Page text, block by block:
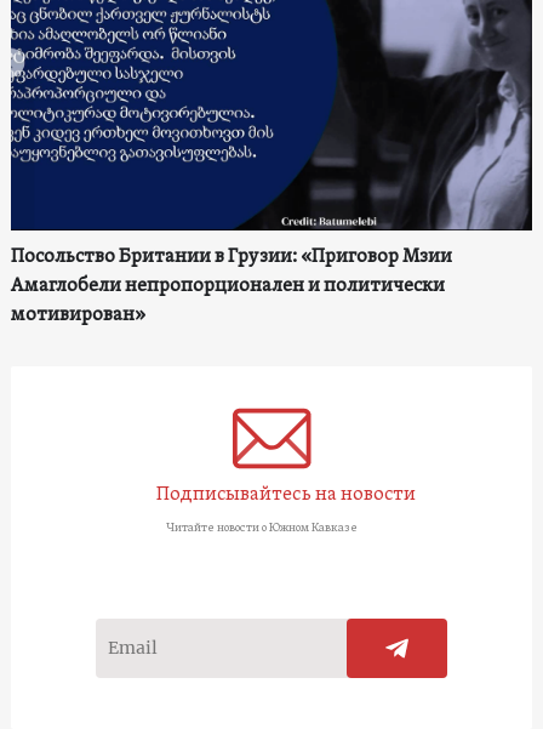
Посольство Британии в Грузии: «Приговор Мзии
Амаглобели непропорционален и политически
мотивирован»
Подписывайтесь на новости
Читайте новости о Южном Кавказе